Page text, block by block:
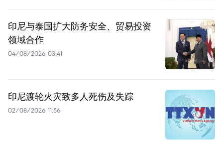
印尼与泰国扩大防务安全、贸易投资
领域合作
04/08/2026 03:41
印尼渡轮火灾致多人死伤及失踪
02/08/2026 11:56